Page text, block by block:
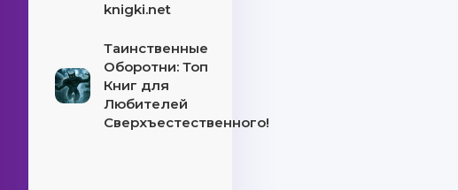
knigki.net
Таинственные
Оборотни: Топ
Книг для
Любителей
Сверхъестественного!